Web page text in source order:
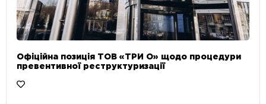
Офіційна позиція ТОВ «ТРИ О» щодо процедури
превентивної реструктуризації